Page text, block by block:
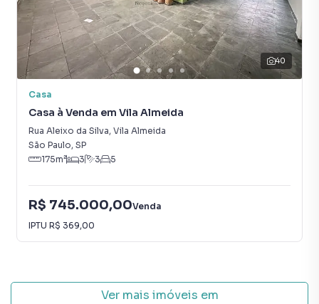
40
Casa
Casa à Venda em Vila Almeida
Rua Aleixo da Silva, Vila Almeida
São Paulo, SP
175m² 3 3 5
R$ 745.000,00Venda
IPTU R$ 369,00
Ver mais imóveis em